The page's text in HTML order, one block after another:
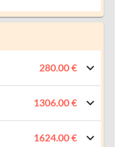
280.00 €
1306.00 €
1624.00 €